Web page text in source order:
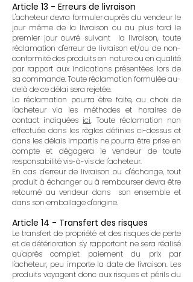
Article 13 - Erreurs de livraison
L'acheteur devra formuler auprès du vendeur le
jour même de la livraison ou au plus tard le
premier jour ouvré suivant la livraison, toute
réclamation d'erreur de livraison et/ou de non-
conformité des produits en nature ou en qualité
par rapport aux indications présentées lors de
sa commande. Toute réclamation formulée au-
delà de ce délai sera rejetée.
La réclamation pourra être faite, au choix de
l'acheteur via les méthodes et horaires de
contact indiquéesici. Toute réclamation non
effectuée dans les règles définies ci-dessus et
dans les délais impartis ne pourra être prise en
compte et dégagera le vendeur de toute
responsabilité vis-à-vis de l'acheteur.
En cas d'erreur de livraison ou d'échange, tout
produit à échanger ou à rembourser devra être
retourné au vendeur dans son ensemble et
dans son emballage d'origine.
Article 14 - Transfert des risques
Le transfert de propriété et des risques de perte
et de détérioration s'y rapportant ne sera réalisé
qu'après complet paiement du prix par
l'acheteur, peu importe la date de livraison. Les
produits voyagent donc aux risques et périls du